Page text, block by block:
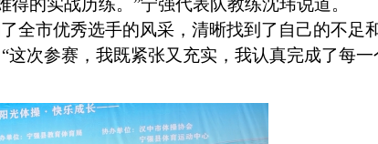
的实战历练。”宁强代表队教练沈玮说道。
全市优秀选手的风采，清晰找到了自己的不足
次参赛，我既紧张又充实，我认真完成了每